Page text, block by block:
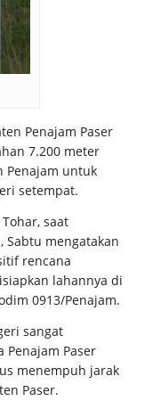
Penajam Paser
7.200 meter
Penajam untuk
setempat.
saat
mengatakan
rencana
lahannya di
0913/Penajam.
sangat
Paser
menempuh jarak
Paser.